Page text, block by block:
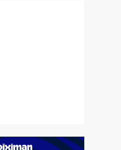
συναντά τον σύγχρονο